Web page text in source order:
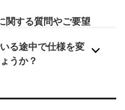
関する質問やご要望
る途中で仕様を変
うか？